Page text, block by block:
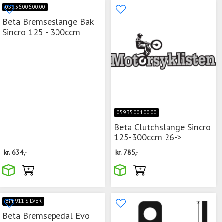
059.36.006.00.00
Beta Bremseslange Bak
Sincro 125 - 300ccm
kr.634,-
059.35.001.00.00
Beta Clutchslange Sincro
125-300ccm 26->
kr. 785,-
BPF911 SILVER
Beta Bremsepedal Evo